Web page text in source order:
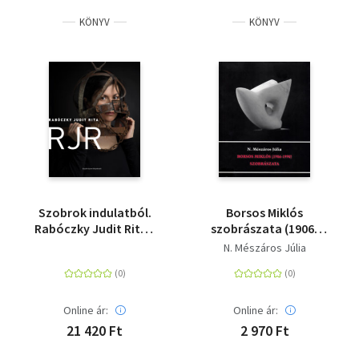
KÖNYV
Szobrok indulatból.
Rabóczky Judit Rita -
Online ár:
21 420 Ft
KÖNYV
Borsos Miklós
szobrászata (1906-
1990) - 100 éve
Miklós
N. Mészáros Júlia
Online ár:
2 970 Ft